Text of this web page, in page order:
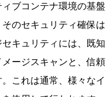
ブコンテナ環境の基盤
のセキュリティ確保は
キュリティには、既知
ージスキャンと、信頼
これは通常、様々なイ